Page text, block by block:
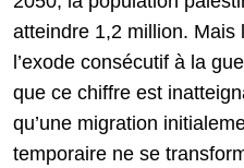
atteindre 1,2 million.
l’exode consécutif à la
que ce chiffre est
qu’une migration
temporaire ne se